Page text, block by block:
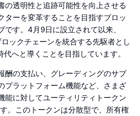
の透明性と追跡可能性を向上させる
ターを変革することを目指すブロッ
です。4月9日に設立されて以来、
ックチェーンを統合する先駆者とし
へと導くことを目指しています。
酬の支払い、グレーディングのサブ
プラットフォーム機能など、さまざ
能に対してユーティリティトークン
。このトークンは分散型で、所有権